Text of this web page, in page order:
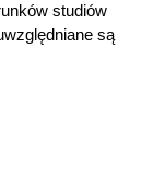
studiów
są